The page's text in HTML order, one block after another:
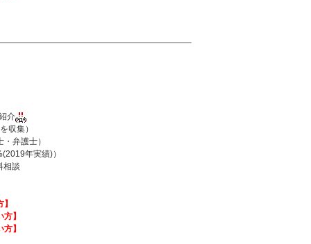
介
収集）
弁護士）
年実績)）
談
】
】